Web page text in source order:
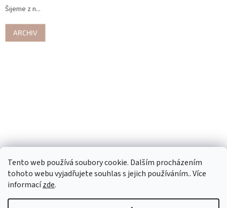
Tento web používá soubory cookie. Dalším procházením
tohoto webu vyjadřujete souhlas s jejich používáním.. Více
informacízde.
Šijeme z n...
ARCHIV